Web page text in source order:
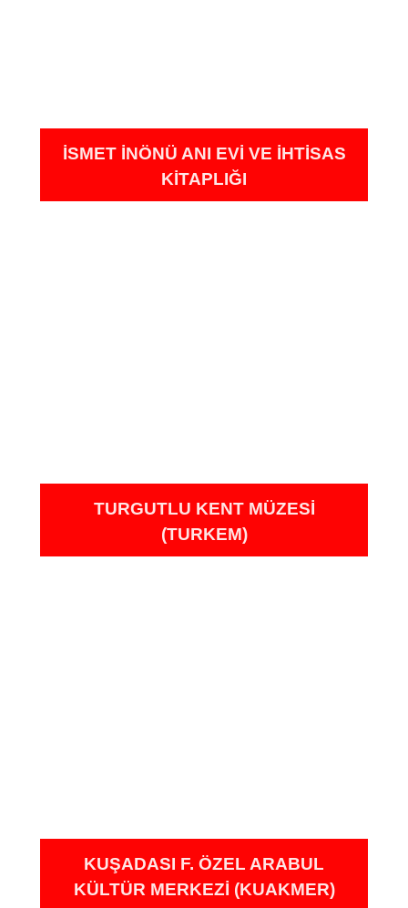
İSMET İNÖNÜ ANI EVI VE İHTISAS
KITAPLIĞI
TURGUTLU KENT MÜZESI
(TURKEM)
KUŞADASI F. ÖZEL ARABUL
KÜLTÜR MERKEZI (KUAKMER)